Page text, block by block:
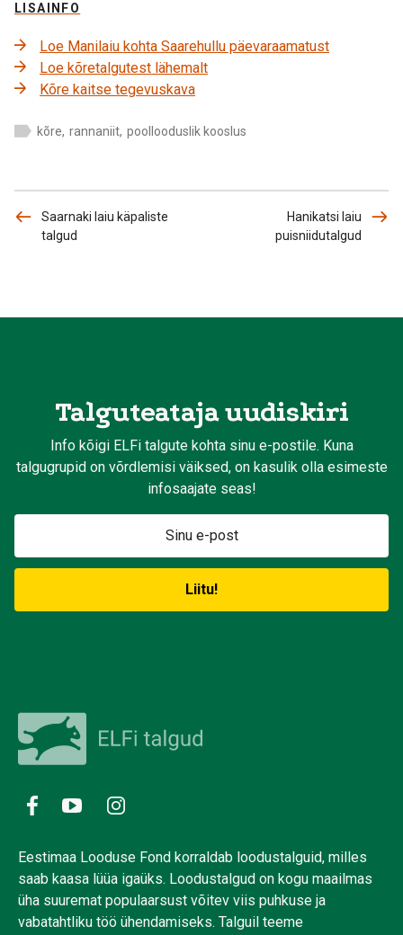
LISAINFO
Loe Manilaiu kohta Saarehullu päevaraamatust
Loe kõretalgutest lähemalt
Kõre kaitse tegevuskava
kõre, rannaniit, poollooduslik kooslus
Saarnaki laiu käpaliste
talgud
Hanikatsi laiu
puisniidutalgud
Talguteataja uudiskiri
Info kõigi ELFi talgute kohta sinu e-postile. Kuna
talgugrupid on võrdlemisi väiksed, on kasulik olla esimeste
infosaajate seas!
Eestimaa Looduse Fond korraldab loodustalguid, milles
saab kaasa lüüa igaüks. Loodustalgud on kogu maailmas
üha suuremat populaarsust võitev viis puhkuse ja
vabatahtliku töö ühendamiseks. Talguil teeme